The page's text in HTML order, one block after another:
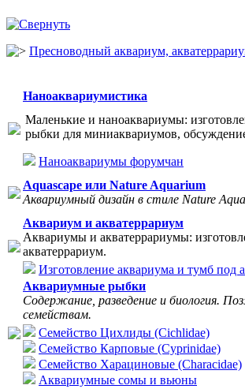
Пресноводный аквариум,
Наноаквариумистика
Маленькие и наноаквариумы:
рыбки для миниаквариумов,
Наноаквариумы форумчан
Aquascape или Nature Aquarium
Аквариумный дизайн в стиле Nature
Аквариум и акватеррариум
Аквариумы и акватеррариумы:
акватеррариум.
Изготовление аквариума и тумб под
Аквариумные рыбки
Содержание, разведение и биология.
семействам.
Семейство Цихлиды (Cichlidae)
Семейство Карповые (Cyprinidae)
Семейство Харациновые (Characidae)
Аквариумные сомы и вьюны